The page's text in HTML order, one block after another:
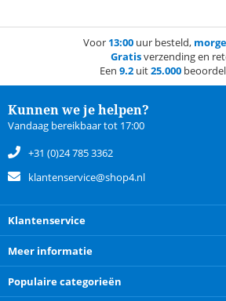
Voor 13:00uur besteld,
Gratisverzending en
Een 9.2 uit25.000
Kunnen we je helpen?
Vandaag bereikbaar tot 17:00
+31 (0)24 785 3362
klantenservice@shop4.nl
Klantenservice
Meer informatie
Populaire categorieën